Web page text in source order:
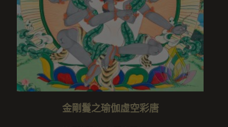
金剛鬘之瑜伽虛空彩唐